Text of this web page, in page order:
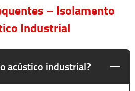
– Isolamento
Industrial
acústico industrial?